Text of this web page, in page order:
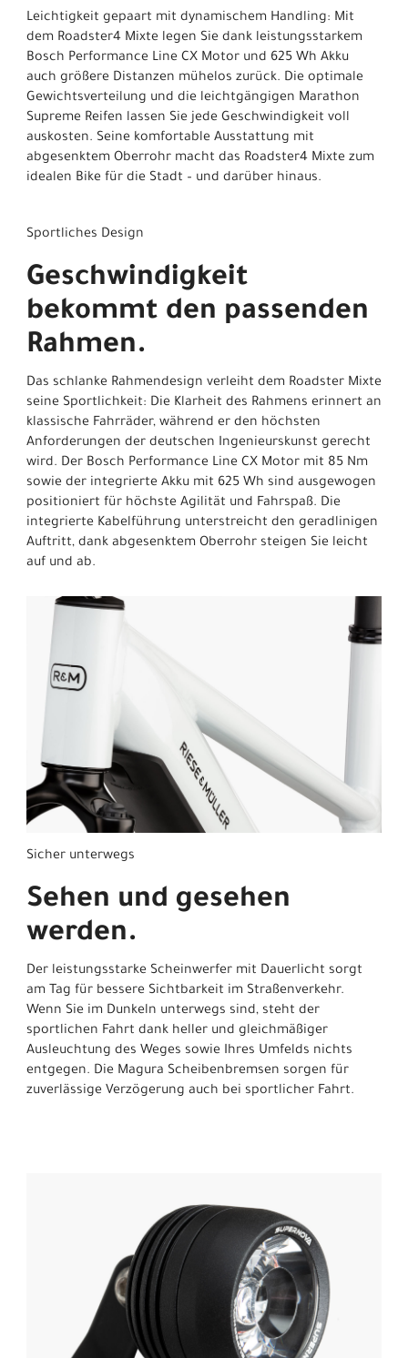
Leichtigkeit gepaart mit dynamischem Handling: Mit
dem Roadster4 Mixte legen Sie dank leistungsstarkem
Bosch Performance Line CX Motor und 625 Wh Akku
auch größere Distanzen mühelos zurück. Die optimale
Gewichtsverteilung und die leichtgängigen Marathon
Supreme Reifen lassen Sie jede Geschwindigkeit voll
auskosten. Seine komfortable Ausstattung mit
abgesenktem Oberrohr macht das Roadster4 Mixte zum
idealen Bike für die Stadt – und darüber hinaus.
Sportliches Design
Geschwindigkeit
bekommt den passenden
Rahmen.
Das schlanke Rahmendesign verleiht dem Roadster Mixte
seine Sportlichkeit: Die Klarheit des Rahmens erinnert an
klassische Fahrräder, während er den höchsten
Anforderungen der deutschen Ingenieurskunst gerecht
wird. Der Bosch Performance Line CX Motor mit 85 Nm
sowie der integrierte Akku mit 625 Wh sind ausgewogen
positioniert für höchste Agilität und Fahrspaß. Die
integrierte Kabelführung unterstreicht den geradlinigen
Auftritt, dank abgesenktem Oberrohr steigen Sie leicht
auf und ab.
Sicher unterwegs
Sehen und gesehen
werden.
Der leistungsstarke Scheinwerfer mit Dauerlicht sorgt
am Tag für bessere Sichtbarkeit im Straßenverkehr.
Wenn Sie im Dunkeln unterwegs sind, steht der
sportlichen Fahrt dank heller und gleichmäßiger
Ausleuchtung des Weges sowie Ihres Umfelds nichts
entgegen. Die Magura Scheibenbremsen sorgen für
zuverlässige Verzögerung auch bei sportlicher Fahrt.